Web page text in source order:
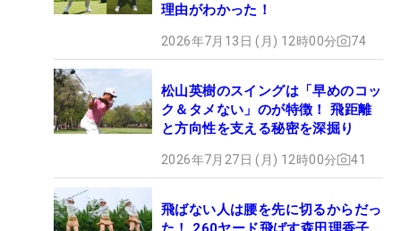
理由がわかった！
2026年7月13日 (月) 12時00分 74
松山英樹のスイングは「早めのコッ
ク＆タメない」のが特徴！ 飛距離
と方向性を支える秘密を深掘り
2026年7月27日 (月) 12時00分 41
飛ばない人は腰を先に切るからだっ